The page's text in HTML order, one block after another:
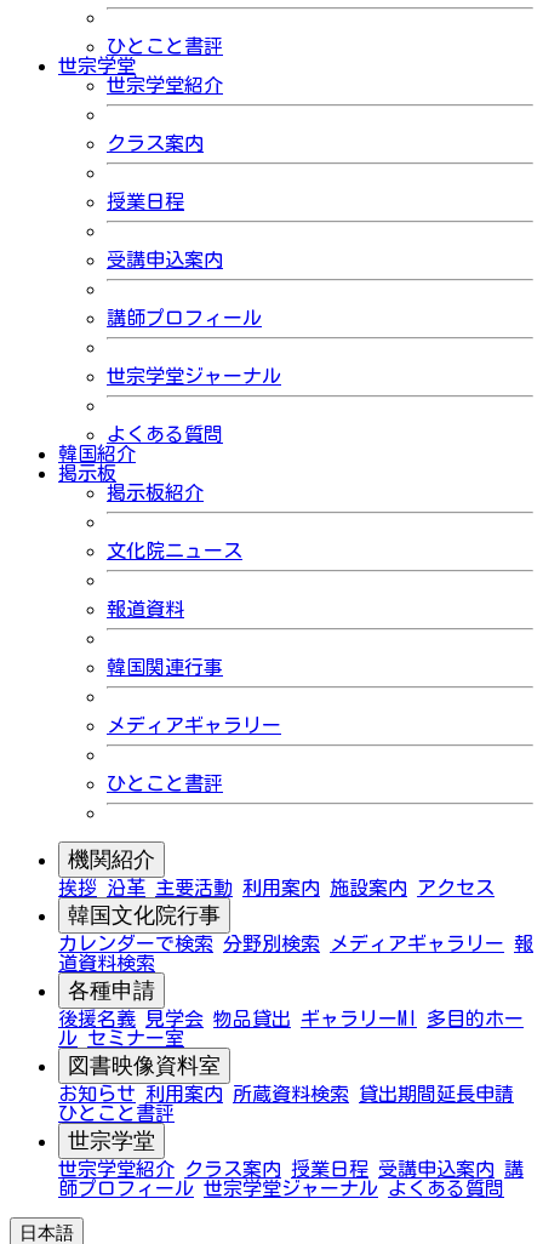
ひとこと書評
世宗学堂
世宗学堂紹介
クラス案内
授業日程
受講申込案内
講師プロフィール
世宗学堂ジャーナル
よくある質問
韓国紹介
掲示板
掲示板紹介
文化院ニュース
報道資料
韓国関連行事
メディアギャラリー
ひとこと書評
機関紹介
挨拶 沿革 主要活動 利用案内 施設案内 アクセス
韓国文化院行事
カレンダーで検索 分野別検索 メディアギャラリー 報
道資料検索
各種申請
後援名義 見学会 物品貸出 ギャラリーMI
多目的ホー
ル セミナー室
図書映像資料室
お知らせ 利用案内 所蔵資料検索
貸出期間延長申請
ひとこと書評
世宗学堂
世宗学堂紹介 クラス案内 授業日程 受講申込案内 講
師プロフィール 世宗学堂ジャーナル よくある質問
日本語